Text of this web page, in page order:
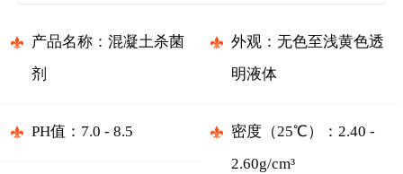
产品名称：混凝土杀菌
剂
外观：无色至浅黄色透
明液体
PH值：7.0 - 8.5
密度（25℃）：2.40 -
2.60g/cm³